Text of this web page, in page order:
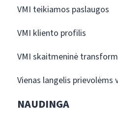
VMI teikiamos paslaugos
VMI kliento profilis
VMI skaitmeninė
Vienas langelis
NAUDINGA